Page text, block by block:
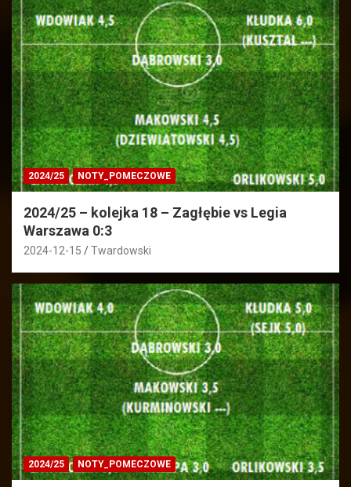
2024/25 NOTY_POMECZOWE
2024/25 – kolejka 18 – Zagłębie vs Legia
Warszawa 0:3
2024-12-15 Twardowski
2024/25 NOTY_POMECZOWE